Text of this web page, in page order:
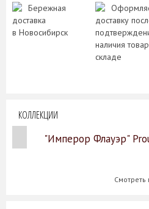
Бережная
доставка
в Новосибирск
доставку
наличия
складе
КОЛЛЕКЦИИ
"Имперор Флауэр"
Смотреть